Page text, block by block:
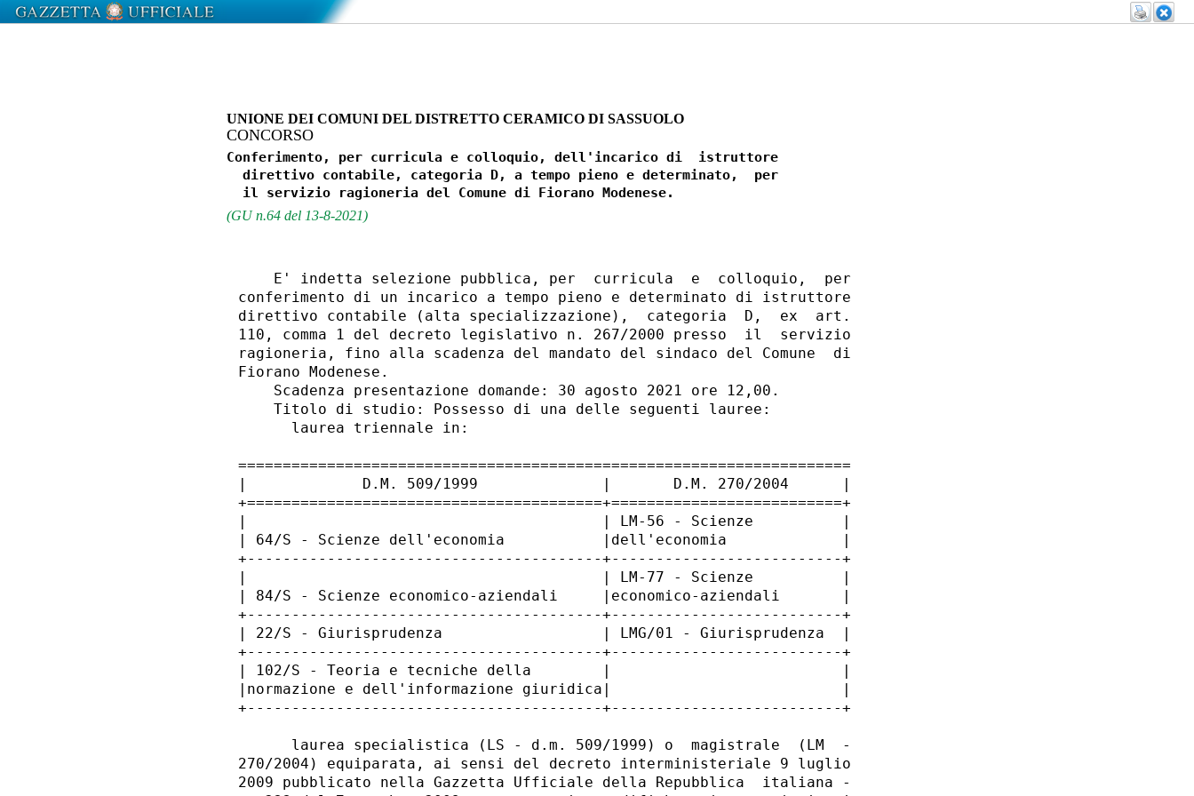
UNIONE DEI COMUNI DEL DISTRETTO CERAMICO DI SASSUOLO
CONCORSO
Conferimento, per curricula e colloquio, dell'incarico di  istruttore
  direttivo contabile, categoria D, a tempo pieno e determinato,  per
(GU n.64 del 13-8-2021)
    E' indetta selezione pubblica, per  curricula  e  colloquio,  per
conferimento di un incarico a tempo pieno e determinato di istruttore
direttivo contabile (alta specializzazione),  categoria  D,  ex  art.
110, comma 1 del decreto legislativo n. 267/2000 presso  il  servizio
ragioneria, fino alla scadenza del mandato del sindaco del Comune  di
Fiorano Modenese.
    Scadenza presentazione domande: 30 agosto 2021 ore 12,00.
    Titolo di studio: Possesso di una delle seguenti lauree:
      laurea triennale in:
=====================================================================
|             D.M. 509/1999              |       D.M. 270/2004      |
+========================================+==========================+
|                                        | LM-56 - Scienze          |
| 64/S - Scienze dell'economia           |dell'economia             |
+----------------------------------------+--------------------------+
|                                        | LM-77 - Scienze          |
| 84/S - Scienze economico-aziendali     |economico-aziendali       |
+----------------------------------------+--------------------------+
| 22/S - Giurisprudenza                  | LMG/01 - Giurisprudenza  |
+----------------------------------------+--------------------------+
| 102/S - Teoria e tecniche della        |                          |
|normazione e dell'informazione giuridica|                          |
+----------------------------------------+--------------------------+
      laurea specialistica (LS - d.m. 509/1999) o  magistrale  (LM  -
270/2004) equiparata, ai sensi del decreto interministeriale 9 luglio
2009 pubblicato nella Gazzetta Ufficiale della Repubblica  italiana -